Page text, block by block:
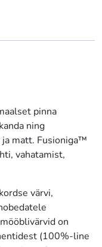
pinna
ning
matt. Fusioniga™
vahatamist,
värvi,
on
(100%-line